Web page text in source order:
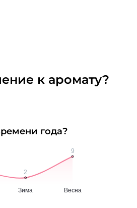
к аромату?
года?